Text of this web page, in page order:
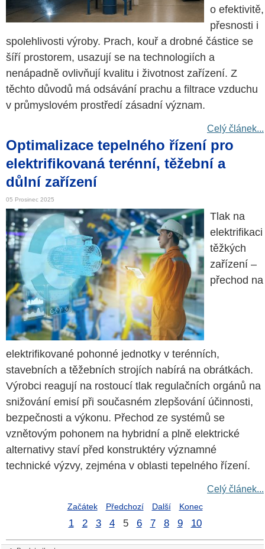
o efektivitě,
přesnosti i
spolehlivosti výroby. Prach, kouř a drobné částice se
šíří prostorem, usazují se na technologiích a
nenápadně ovlivňují kvalitu i životnost zařízení. Z
těchto důvodů má odsávání prachu a filtrace vzduchu
v průmyslovém prostředí zásadní význam.
Celý článek...
Optimalizace tepelného řízení pro
elektrifikovaná terénní, těžební a
důlní zařízení
05 Prosinec 2025
Tlak na
elektrifikaci
těžkých
zařízení –
přechod na
elektrifikované pohonné jednotky v terénních,
stavebních a těžebních strojích nabírá na obrátkách.
Výrobci reagují na rostoucí tlak regulačních orgánů na
snižování emisí při současném zlepšování účinnosti,
bezpečnosti a výkonu. Přechod ze systémů se
vznětovým pohonem na hybridní a plně elektrické
alternativy staví před konstruktéry významné
technické výzvy, zejména v oblasti tepelného řízení.
Celý článek...
Začátek Předchozí Další Konec
1 2 3 4 5 6 7 8 9 10